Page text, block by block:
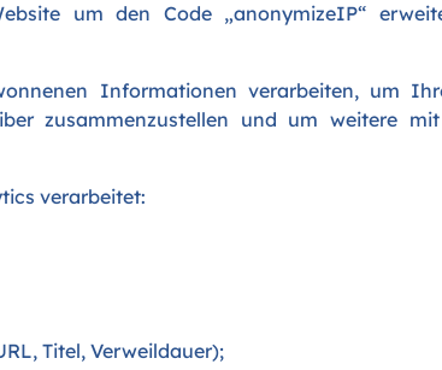
um den Code „anonymizeIP“
Informationen verarbeiten, um
zusammenzustellen und um weitere
verarbeitet:
Titel, Verweildauer);